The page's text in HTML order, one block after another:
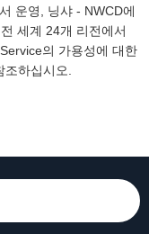
운영, 닝샤 - NWCD에
세계 24개 리전에서
의 가용성에 대한
조하십시오.